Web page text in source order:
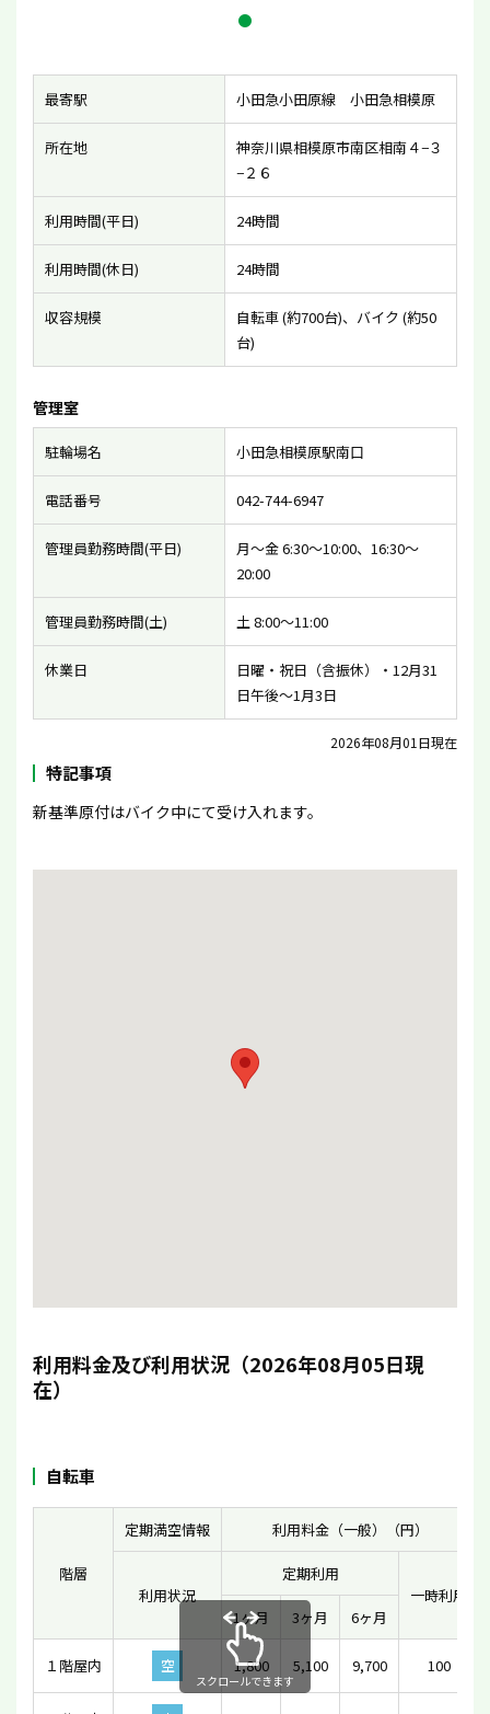
最寄駅 小田急小田原線 小田急相模原
所在地
神奈川県相模原市南区相南４−３
−２６
利用時間(平日) 24時間
利用時間(休日) 24時間
収容規模
自転車 (約700台)、バイク (約50
台)
管理室
駐輪場名 小田急相模原駅南口
電話番号 042-744-6947
管理員勤務時間(平日)
月〜金 6:30〜10:00、16:30〜
20:00
管理員勤務時間(土) 土 8:00〜11:00
休業日
日曜・祝日（含振休）・12月31
日午後〜1月3日
2026年08月01日現在
特記事項
新基準原付はバイク中にて受け入れます。
利用料金及び利用状況（2026年08月05日現
在）
自転車
階層
定期満空情報 利用料金（一般）（円）
利用状況
定期利用
一時利用
1ヶ月
3ヶ月 6ヶ月
１階屋内 空 1,800 5,100 9,700 100
スクロールできます